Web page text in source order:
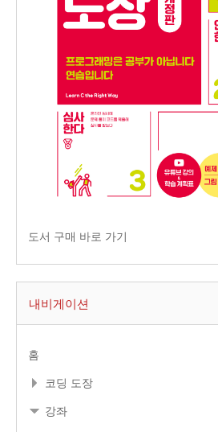
도서 구매 바로 가기
내비게이션
홈
코딩 도장
강좌